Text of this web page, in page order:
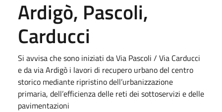
Ardigò, Pascoli,
Carducci
Si avvisa che sono iniziati da Via Pascoli / Via Carducci
e da via Ardigò i lavori di recupero urbano del centro
storico mediante ripristino dell’urbanizzazione
primaria, dell’efficienza delle reti dei sottoservizi e delle
pavimentazioni